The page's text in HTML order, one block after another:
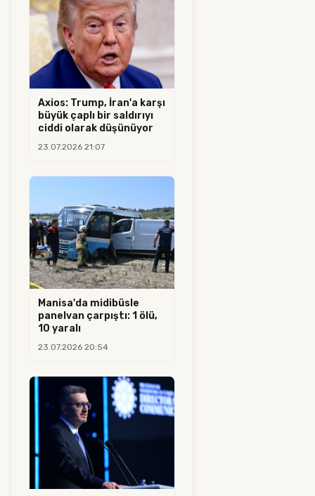
Axios: Trump, İran'a karşı
büyük çaplı bir saldırıyı
ciddi olarak düşünüyor
23.07.2026 21:07
Manisa'da midibüsle
panelvan çarpıştı: 1 ölü,
10 yaralı
23.07.2026 20:54